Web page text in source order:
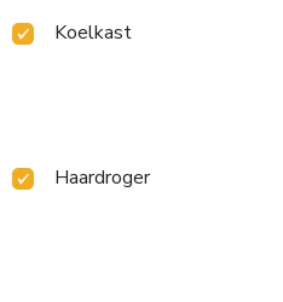
Koelkast
Haardroger